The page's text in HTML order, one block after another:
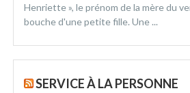
Henriette », le prénom de la mère du
bouche d'une petite fille. Une ...
SERVICE À LA PERSONNE